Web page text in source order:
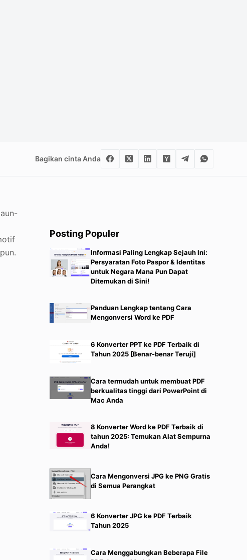
Bagikan cinta Anda
Posting Populer
Informasi Paling Lengkap Sejauh Ini:
Persyaratan Foto Paspor & Identitas
untuk Negara Mana Pun Dapat
Ditemukan di Sini!
Panduan Lengkap tentang Cara
Mengonversi Word ke PDF
6 Konverter PPT ke PDF Terbaik di
Tahun 2025 [Benar-benar Teruji]
Cara termudah untuk membuat PDF
berkualitas tinggi dari PowerPoint di
Mac Anda
8 Konverter Word ke PDF Terbaik di
tahun 2025: Temukan Alat Sempurna
Anda!
Cara Mengonversi JPG ke PNG Gratis
di Semua Perangkat
6 Konverter JPG ke PDF Terbaik
Tahun 2025
Cara Menggabungkan Beberapa File